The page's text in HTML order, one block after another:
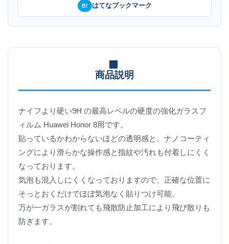
B! はてなブックマーク
商品説明
ナイフより硬い9H の最高レベルの硬度の強化ガラスフ
ィルム Huawei Honor 8用です。
貼っているかわからないほどの透明感と、ナノコーティ
ングにより滑らかな操作感と指紋や汚れも付着しにくく
なっております。
気泡も混入しにくくなっておりますので、正確な位置に
そっとおくだけでほぼ気泡なく貼りつけ可能。
万が一ガラスが割れても飛散防止加工により飛び散りも
防ぎます。